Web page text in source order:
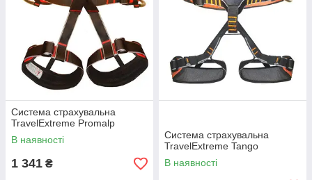
Система страхувальна
TravelExtreme Promalp
В наявності
1 341 ₴
Система страхувальна
TravelExtreme Tango
В наявності